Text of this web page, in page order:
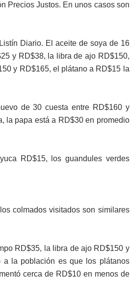
Precios Justos. En unos casos son
Diario. El aceite de soya de 16
y RD$38, la libra de ajo RD$150,
y RD$165, el plátano a RD$15 la
de 30 cuesta entre RD$160 y
la papa está a RD$30 en promedio
RD$15, los guandules verdes
colmados visitados son similares
RD$35, la libra de ajo RD$150 y
a la población es que los plátanos
cerca de RD$10 en menos de